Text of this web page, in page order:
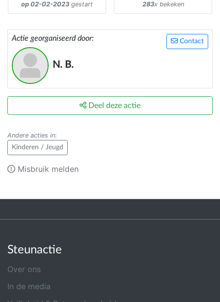
op 02-02-2023 gestart 283x bekeken
Contact
Actie georganiseerd door:
N. B.
Deel deze actie
Andere acties in:
Kinderen / Jeugd
Misbruik melden
Steunactie
Over ons
In de media